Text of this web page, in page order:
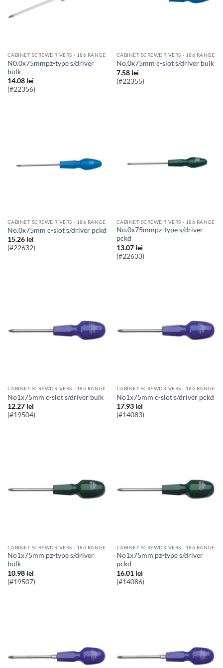
CABINET SCREWDRIVERS - 186 RANGE
n0.0x75mmpz-type s/driver
bulk
14.08 lei
(#22356)
CABINET SCREWDRIVERS - 186 RANGE
no.0x75mm c-slot s/driver bulk
7.58 lei
(#22355)
CABINET SCREWDRIVERS - 186 RANGE
no.0x75mm c-slot s/driver pckd
15.26 lei
(#22632)
CABINET SCREWDRIVERS - 186 RANGE
no.0x75mmpz-type s/driver
pckd
13.07 lei
(#22633)
CABINET SCREWDRIVERS - 186 RANGE
no1x75mm c-slot s/driver bulk
12.27 lei
(#19504)
CABINET SCREWDRIVERS - 186 RANGE
no1x75mm c-slot s/driver pckd
17.93 lei
(#14083)
CABINET SCREWDRIVERS - 186 RANGE
no1x75mm pz-type s/driver
bulk
10.98 lei
(#19507)
CABINET SCREWDRIVERS - 186 RANGE
no1x75mm pz-type s/driver
pckd
16.01 lei
(#14086)